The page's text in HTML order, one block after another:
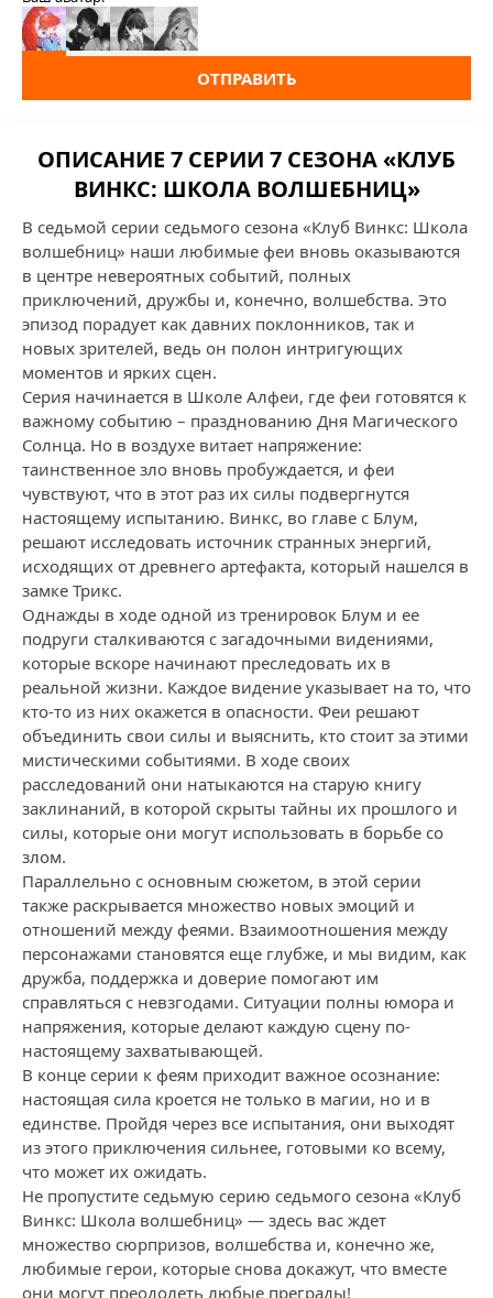
ОТПРАВИТЬ
ОПИСАНИЕ 7 СЕРИИ 7 СЕЗОНА «КЛУБ
ВИНКС: ШКОЛА ВОЛШЕБНИЦ»
В седьмой серии седьмого сезона «Клуб Винкс: Школа
волшебниц» наши любимые феи вновь оказываются
в центре невероятных событий, полных
приключений, дружбы и, конечно, волшебства. Это
эпизод порадует как давних поклонников, так и
новых зрителей, ведь он полон интригующих
моментов и ярких сцен.
Серия начинается в Школе Алфеи, где феи готовятся к
важному событию – празднованию Дня Магического
Солнца. Но в воздухе витает напряжение:
таинственное зло вновь пробуждается, и феи
чувствуют, что в этот раз их силы подвергнутся
настоящему испытанию. Винкс, во главе с Блум,
решают исследовать источник странных энергий,
исходящих от древнего артефакта, который нашелся в
замке Трикс.
Однажды в ходе одной из тренировок Блум и ее
подруги сталкиваются с загадочными видениями,
которые вскоре начинают преследовать их в
реальной жизни. Каждое видение указывает на то, что
кто-то из них окажется в опасности. Феи решают
объединить свои силы и выяснить, кто стоит за этими
мистическими событиями. В ходе своих
расследований они натыкаются на старую книгу
заклинаний, в которой скрыты тайны их прошлого и
силы, которые они могут использовать в борьбе со
злом.
Параллельно с основным сюжетом, в этой серии
также раскрывается множество новых эмоций и
отношений между феями. Взаимоотношения между
персонажами становятся еще глубже, и мы видим, как
дружба, поддержка и доверие помогают им
справляться с невзгодами. Ситуации полны юмора и
напряжения, которые делают каждую сцену по-
настоящему захватывающей.
В конце серии к феям приходит важное осознание:
настоящая сила кроется не только в магии, но и в
единстве. Пройдя через все испытания, они выходят
из этого приключения сильнее, готовыми ко всему,
что может их ожидать.
Не пропустите седьмую серию седьмого сезона «Клуб
Винкс: Школа волшебниц» — здесь вас ждет
множество сюрпризов, волшебства и, конечно же,
любимые герои, которые снова докажут, что вместе
они могут преодолеть любые преграды!